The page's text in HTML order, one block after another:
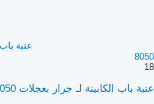
8050
18
عتبة باب الكابينة لـ جرار بعجلات Valmet 8050